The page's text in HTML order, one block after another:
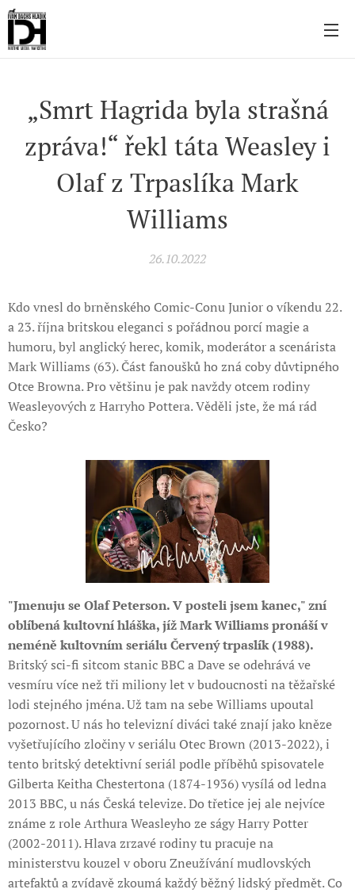
„Smrt Hagrida byla strašná
zpráva!“ řekl táta Weasley i
Olaf z Trpaslíka Mark
Williams
26.10.2022
Kdo vnesl do brněnského Comic-Conu Junior o víkendu 22.
a 23. října britskou eleganci s pořádnou porcí magie a
humoru, byl anglický herec, komik, moderátor a scenárista
Mark Williams (63). Část fanoušků ho zná coby důvtipného
Otce Browna. Pro většinu je pak navždy otcem rodiny
Weasleyových z Harryho Pottera. Věděli jste, že má rád
Česko?
"Jmenuju se Olaf Peterson. V posteli jsem kanec," zní
oblíbená kultovní hláška, jíž Mark Williams pronáší v
neméně kultovním seriálu Červený trpaslík (1988).
Britský sci-fi sitcom stanic BBC a Dave se odehrává ve
vesmíru více než tři miliony let v budoucnosti na těžařské
lodi stejného jména. Už tam na sebe Williams upoutal
pozornost. U nás ho televizní diváci také znají jako kněze
vyšetřujícího zločiny v seriálu Otec Brown (2013-2022), i
tento britský detektivní seriál podle příběhů spisovatele
Gilberta Keitha Chestertona (1874-1936) vysílá od ledna
2013 BBC, u nás Česká televize. Do třetice jej ale nejvíce
známe z role Arthura Weasleyho ze ságy Harry Potter
(2002-2011). Hlava zrzavé rodiny tu pracuje na
ministerstvu kouzel v oboru Zneužívání mudlovských
artefaktů a zvídavě zkoumá každý běžný lidský předmět. Co